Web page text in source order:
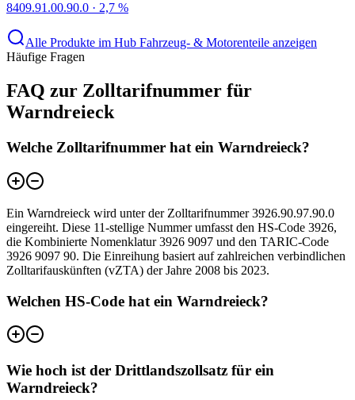
8409.91.00.90.0 · 2,7 %
Alle Produkte im Hub Fahrzeug- & Motorenteile anzeigen
Häufige Fragen
FAQ zur Zolltarifnummer für
Warndreieck
Welche Zolltarifnummer hat ein Warndreieck?
Ein Warndreieck wird unter der Zolltarifnummer 3926.90.97.90.0
eingereiht. Diese 11-stellige Nummer umfasst den HS-Code 3926,
die Kombinierte Nomenklatur 3926 9097 und den TARIC-Code
3926 9097 90. Die Einreihung basiert auf zahlreichen verbindlichen
Zolltarifauskünften (vZTA) der Jahre 2008 bis 2023.
Welchen HS-Code hat ein Warndreieck?
Wie hoch ist der Drittlandszollsatz für ein
Warndreieck?